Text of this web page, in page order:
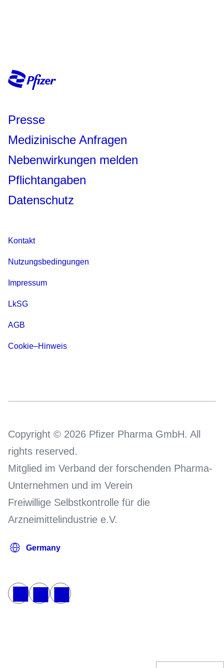
Presse
Medizinische Anfragen
Nebenwirkungen melden
Pflichtangaben
Datenschutz
Kontakt
Nutzungsbedingungen
Impressum
LkSG
AGB
Cookie–Hinweis
Copyright © 2026 Pfizer Pharma GmbH. All
rights reserved.
Mitglied im Verband der forschenden Pharma-
Unternehmen und im Verein
Freiwillige Selbstkontrolle für die
Arzneimittelindustrie e.V.